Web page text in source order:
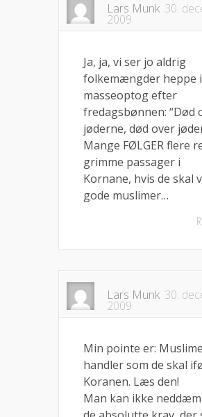
Lars Munk 30.
2009
Ja, ja, vi ser jo aldrig
folkemængder heppe i
masseoptog efter
fredagsbønnen: “Død
jøderne, død over
Mange FØLGER flere
grimme passager i
Kornane, hvis de skal
gode muslimer…
Lars Munk 30.
2009
Min pointe er:
handler som de skal
Koranen. Læs den!
Man kan ikke